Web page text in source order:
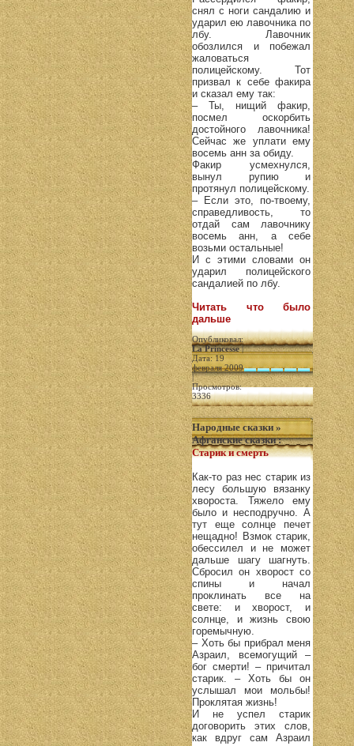
снял с ноги сандалию и
ударил ею лавочника по
лбу. Лавочник
обозлился и побежал
жаловаться
полицейскому. Тот
призвал к себе факира
и сказал ему так:
– Ты, нищий факир,
посмел оскорбить
достойного лавочника!
Сейчас же уплати ему
восемь анн за обиду.
Факир усмехнулся,
вынул рупию и
протянул полицейскому.
– Если это, по-твоему,
справедливость, то
отдай сам лавочнику
восемь анн, а себе
возьми остальные!
И с этими словами он
ударил полицейского
сандалией по лбу.
Читать что было
дальше
Опубликовал:
La Princesse|
Дата: 19
февраля 2009
|
Просмотров:
3336
Народные сказки »
Афганские сказки:
Старик и смерть
Как-то раз нес старик из
лесу большую вязанку
хвороста. Тяжело ему
было и несподручно. А
тут еще солнце печет
нещадно! Взмок старик,
обессилел и не может
дальше шагу шагнуть.
Сбросил он хворост со
спины и начал
проклинать все на
свете: и хворост, и
солнце, и жизнь свою
горемычную.
– Хоть бы прибрал меня
Азраил, всемогущий –
бог смерти! – причитал
старик. – Хоть бы он
услышал мои мольбы!
Проклятая жизнь!
И не успел старик
договорить этих слов,
как вдруг сам Азраил